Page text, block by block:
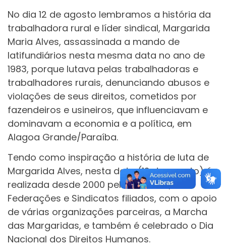
No dia 12 de agosto lembramos a história da
trabalhadora rural e líder sindical, Margarida
Maria Alves, assassinada a mando de
latifundiários nesta mesma data no ano de
1983, porque lutava pelas trabalhadoras e
trabalhadores rurais, denunciando abusos e
violações de seus direitos, cometidos por
fazendeiros e usineiros, que influenciavam e
dominavam a economia e a política, em
Alagoa Grande/Paraíba.
Tendo como inspiração a história de luta de
Margarida Alves, nesta data (12 de agosto) é
realizada desde 2000 pela CONTAG,
Federações e Sindicatos filiados, com o apoio
de várias organizações parceiras, a Marcha
das Margaridas, e também é celebrado o Dia
Nacional dos Direitos Humanos.